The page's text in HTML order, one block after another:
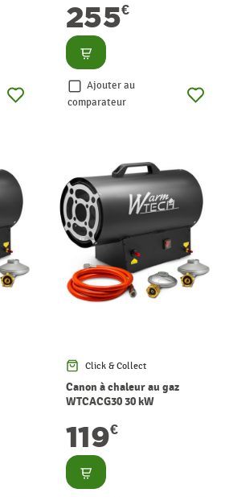
255€
Consulter
Ajouter au
comparateur
Click & Collect
Canon à chaleur au gaz
WTCACG30 30 kW
119€
Consulter